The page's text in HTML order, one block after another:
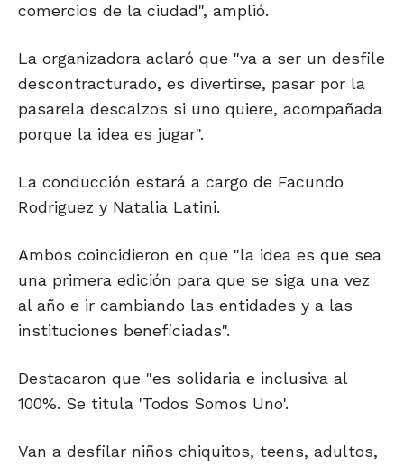
comercios de la ciudad", amplió.
La organizadora aclaró que "va a ser un desfile
descontracturado, es divertirse, pasar por la
pasarela descalzos si uno quiere, acompañada
porque la idea es jugar".
La conducción estará a cargo de Facundo
Rodriguez y Natalia Latini.
Ambos coincidieron en que "la idea es que sea
una primera edición para que se siga una vez
al año e ir cambiando las entidades y a las
instituciones beneficiadas".
Destacaron que "es solidaria e inclusiva al
100%. Se titula 'Todos Somos Uno'.
Van a desfilar niños chiquitos, teens, adultos,